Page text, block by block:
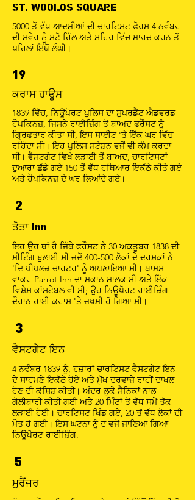
ST. WOOLOS SQUARE
5000 ਤੋਂ ਵੱਧ ਆਦਮੀਆਂ ਦੀ ਚਾਰਟਿਸਟ ਫੋਰਸ 4 ਨਵੰਬਰ
ਦੀ ਸਵੇਰ ਨੂੰ ਸਟੋ ਹਿੱਲ ਅਤੇ ਸ਼ਹਿਰ ਵਿੱਚ ਮਾਰਚ ਕਰਨ ਤੋਂ
ਪਹਿਲਾਂ ਇੱਥੋਂ ਲੰਘੀ।
19
ਕਰਾਸ ਹਾਊਸ
1839 ਵਿੱਚ, ਨਿਊਪੋਰਟ ਪੁਲਿਸ ਦਾ ਸੁਪਰਡੈਂਟ ਐਡਵਰਡ
ਹੌਪਕਿਨਜ਼, ਜਿਸਨੇ ਰਾਈਜ਼ਿੰਗ ਤੋਂ ਬਾਅਦ ਫਰੌਸਟ ਨੂੰ
ਗ੍ਰਿਫਤਾਰ ਕੀਤਾ ਸੀ, ਇਸ ਸਾਈਟ 'ਤੇ ਇੱਕ ਘਰ ਵਿੱਚ
ਰਹਿੰਦਾ ਸੀ। ਇਹ ਪੁਲਿਸ ਸਟੇਸ਼ਨ ਵਜੋਂ ਵੀ ਕੰਮ ਕਰਦਾ
ਸੀ। ਵੈਸਟਗੇਟ ਵਿਖੇ ਲੜਾਈ ਤੋਂ ਬਾਅਦ, ਚਾਰਟਿਸਟਾਂ
ਦੁਆਰਾ ਛੱਡੇ ਗਏ 150 ਤੋਂ ਵੱਧ ਹਥਿਆਰ ਇਕੱਠੇ ਕੀਤੇ ਗਏ
ਅਤੇ ਹੌਪਕਿਨਜ਼ ਦੇ ਘਰ ਲਿਆਂਦੇ ਗਏ।
2
ਤੋਤਾ Inn
ਇਹ ਉਹ ਥਾਂ ਹੈ ਜਿੱਥੇ ਫਰੌਸਟ ਨੇ 30 ਅਕਤੂਬਰ 1838 ਦੀ
ਮੀਟਿੰਗ ਬੁਲਾਈ ਸੀ ਜਦੋਂ 400-500 ਲੋਕਾਂ ਦੇ ਦਰਸ਼ਕਾਂ ਨੇ
'ਦਿ ਪੀਪਲਜ਼ ਚਾਰਟਰ' ਨੂੰ ਅਪਣਾਇਆ ਸੀ। ਥਾਮਸ
ਵਾਕਰ Parrot Inn ਦਾ ਮਕਾਨ ਮਾਲਕ ਸੀ ਅਤੇ ਇੱਕ
ਵਿਸ਼ੇਸ਼ ਕਾਂਸਟੇਬਲ ਵੀ ਸੀ; ਉਹ ਨਿਊਪੋਰਟ ਰਾਈਜ਼ਿੰਗ
ਦੌਰਾਨ ਹਾਈ ਕਰਾਸ 'ਤੇ ਜ਼ਖਮੀ ਹੋ ਗਿਆ ਸੀ।
3
ਵੈਸਟਗੇਟ ਇਨ
4 ਨਵੰਬਰ 1839 ਨੂੰ, ਹਜ਼ਾਰਾਂ ਚਾਰਟਿਸਟ ਵੈਸਟਗੇਟ ਇਨ
ਦੇ ਸਾਹਮਣੇ ਇਕੱਠੇ ਹੋਏ ਅਤੇ ਮੁੱਖ ਦਰਵਾਜ਼ੇ ਰਾਹੀਂ ਦਾਖਲ
ਹੋਣ ਦੀ ਕੋਸ਼ਿਸ਼ ਕੀਤੀ। ਅੰਦਰ ਲੁਕੇ ਸੈਨਿਕਾਂ ਨਾਲ
ਗੋਲੀਬਾਰੀ ਕੀਤੀ ਗਈ ਅਤੇ 20 ਮਿੰਟਾਂ ਤੋਂ ਵੱਧ ਸਮੇਂ ਤੱਕ
ਲੜਾਈ ਹੋਈ। ਚਾਰਟਿਸਟ ਖਿੰਡ ਗਏ, 20 ਤੋਂ ਵੱਧ ਲੋਕਾਂ ਦੀ
ਮੌਤ ਹੋ ਗਈ। ਇਸ ਘਟਨਾ ਨੂੰ ਦ ਵਜੋਂ ਜਾਣਿਆ ਗਿਆ
ਨਿਊਪੋਰਟ ਰਾਈਜ਼ਿੰਗ.
5
ਮੁਰੈਂਜਰ